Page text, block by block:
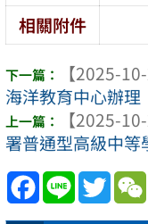
相關附件
【2025-10-
海洋教育中心辦理
【2025-10-
署普通型高級中等
Facebook
Line